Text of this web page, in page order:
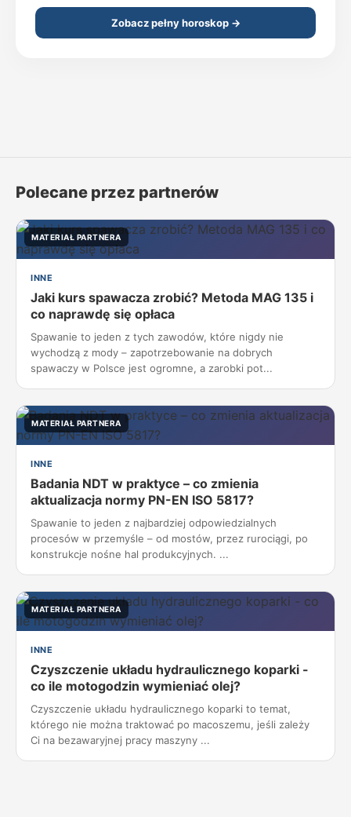
Zobacz pełny horoskop →
Polecane przez partnerów
MATERIAŁ PARTNERA
INNE
Jaki kurs spawacza zrobić? Metoda MAG 135 i
co naprawdę się opłaca
Spawanie to jeden z tych zawodów, które nigdy nie
wychodzą z mody – zapotrzebowanie na dobrych
spawaczy w Polsce jest ogromne, a zarobki pot...
MATERIAŁ PARTNERA
INNE
Badania NDT w praktyce – co zmienia
aktualizacja normy PN-EN ISO 5817?
Spawanie to jeden z najbardziej odpowiedzialnych
procesów w przemyśle – od mostów, przez rurociągi, po
konstrukcje nośne hal produkcyjnych. ...
MATERIAŁ PARTNERA
INNE
Czyszczenie układu hydraulicznego koparki -
co ile motogodzin wymieniać olej?
Czyszczenie układu hydraulicznego koparki to temat,
którego nie można traktować po macoszemu, jeśli zależy
Ci na bezawaryjnej pracy maszyny ...